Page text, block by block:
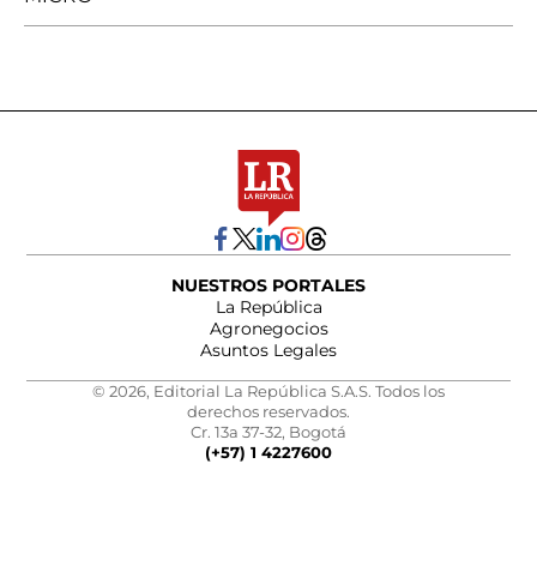
NUESTROS PORTALES
La República
Agronegocios
Asuntos Legales
© 2026, Editorial La República S.A.S. Todos los
derechos reservados.
Cr. 13a 37-32, Bogotá
(+57) 1 4227600